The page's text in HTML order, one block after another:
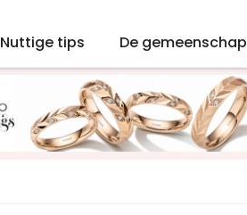
Nuttige tips De gemeenschap